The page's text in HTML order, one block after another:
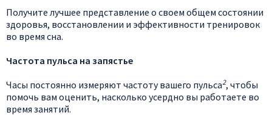
Получите лучшее представление о своем общем состоянии
здоровья, восстановлении и эффективности тренировок
во время сна.
Частота пульса на запястье
Часы постоянно измеряют частоту вашего пульса2, чтобы
помочь вам оценить, насколько усердно вы работаете во
время занятий.